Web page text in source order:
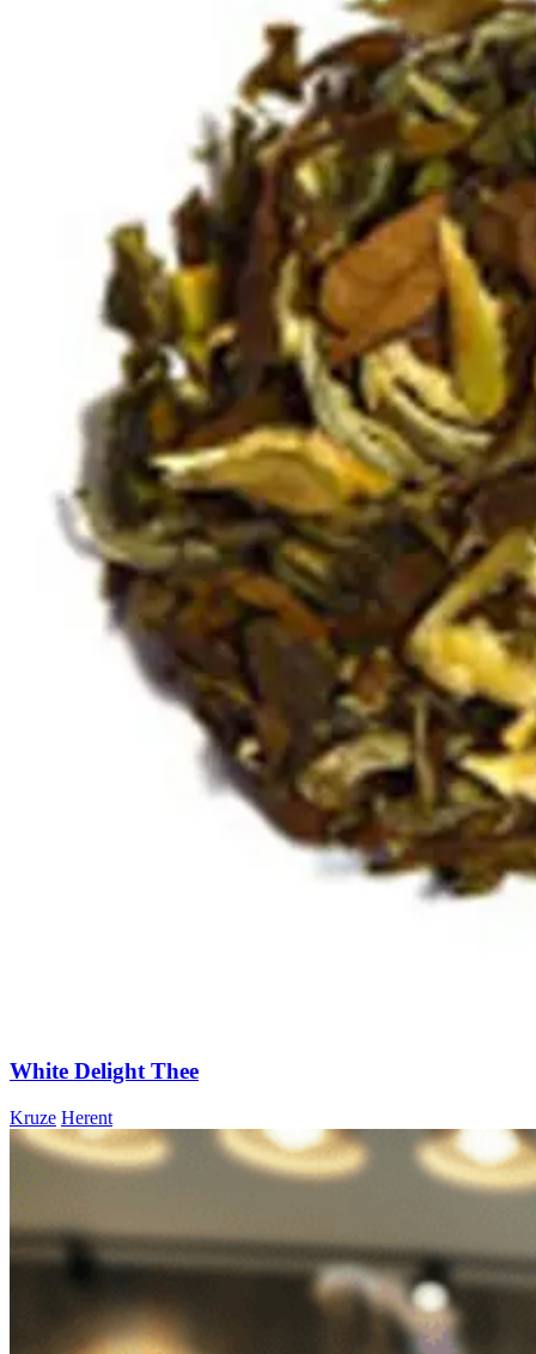
White Delight Thee
Kruze Herent